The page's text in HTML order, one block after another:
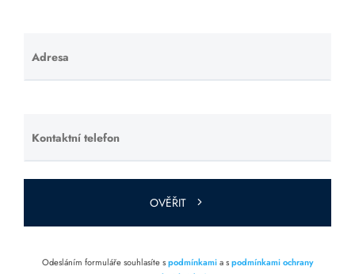
Adresa
Ponechte
toto pole
Kontaktní telefon
Ponechte
toto pole
prázdné.
OVĚŘIT
Odesláním formuláře souhlasíte spodmínkamia spodmínkami ochrany